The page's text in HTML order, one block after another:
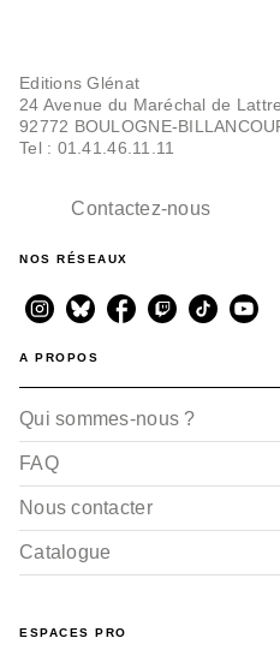
Editions Glénat
24 Avenue du Maréchal de
92772 BOULOGNE-
Tel : 01.41.46.11.11
Contactez-nous
NOS RÉSEAUX
A PROPOS
Qui sommes-nous ?
FAQ
Nous contacter
Catalogue
ESPACES PRO